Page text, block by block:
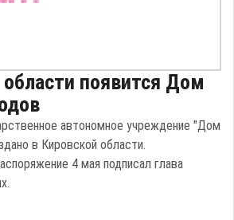
появится Дом
автономное учреждение "Дом
в Кировской области.
4 мая подписал глава